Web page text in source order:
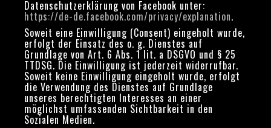
Datenschutzerklärung von Facebook unter:
https://de-de.facebook.com/privacy/explanation.
Soweit eine Einwilligung (Consent) eingeholt wurde,
erfolgt der Einsatz des o. g. Dienstes auf
Grundlage von Art. 6 Abs. 1 lit. a DSGVO und § 25
TTDSG. Die Einwilligung ist jederzeit widerrufbar.
Soweit keine Einwilligung eingeholt wurde, erfolgt
die Verwendung des Dienstes auf Grundlage
unseres berechtigten Interesses an einer
möglichst umfassenden Sichtbarkeit in den
Sozialen Medien.